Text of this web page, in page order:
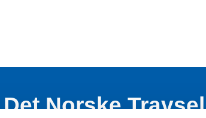
Norske